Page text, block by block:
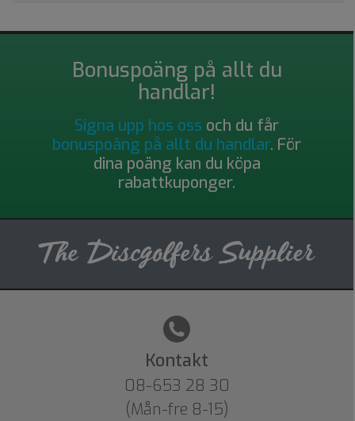
Bonuspoäng på allt du
handlar!
Signa upp hos oss och du får
bonuspoäng på allt du handlar. För
dina poäng kan du köpa
rabattkuponger.
Kontakt
08-653 28 30
(Mån-fre 8-15)